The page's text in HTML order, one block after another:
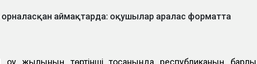
орналасқан аймақтарда: оқушылар аралас форматта
оқу жылының төртінші тоқсанында республиканың барлық